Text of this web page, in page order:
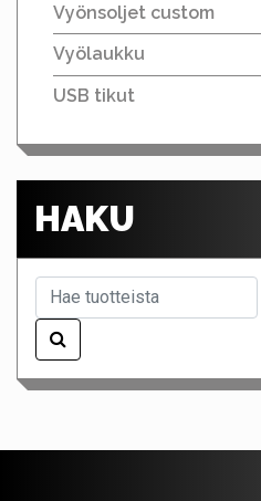
Vyönsoljet custom
Vyölaukku
USB tikut
HAKU